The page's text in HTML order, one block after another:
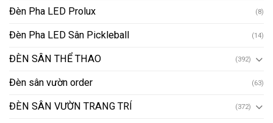
Đèn Pha LED Prolux (8)
Đèn Pha LED Sân Pickleball (14)
ĐÈN SÂN THỂ THAO (392)
Đèn sân vườn order (63)
ĐÈN SÂN VƯỜN TRANG TRÍ (372)